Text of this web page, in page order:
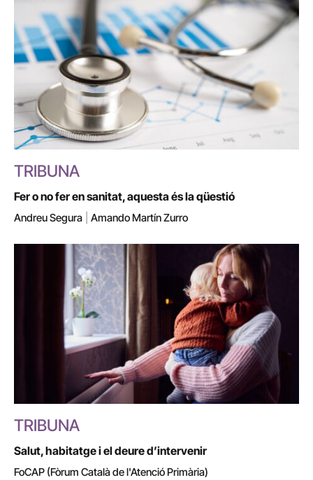
TRIBUNA
Fer o no fer en sanitat, aquesta és la qüestió
Andreu Segura Amando Martín Zurro
TRIBUNA
Salut, habitatge i el deure d’intervenir
FoCAP (Fòrum Català de l'Atenció Primària)